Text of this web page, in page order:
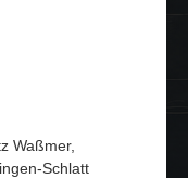
Waßmer,
Schlatt